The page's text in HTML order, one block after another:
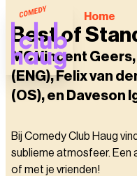
Home
Best of
MC Vincent
(ENG), Felix van
(OS), en Daveson
Bij Comedy Club Haug
sublieme atmosfeer. Een
of met je vrienden!